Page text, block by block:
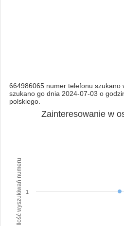
664986065 numer telefonu szukano
szukano go dnia 2024-07-03 o
polskiego.
Ilość wyszukiwań numeru
Zainteresowanie w
1